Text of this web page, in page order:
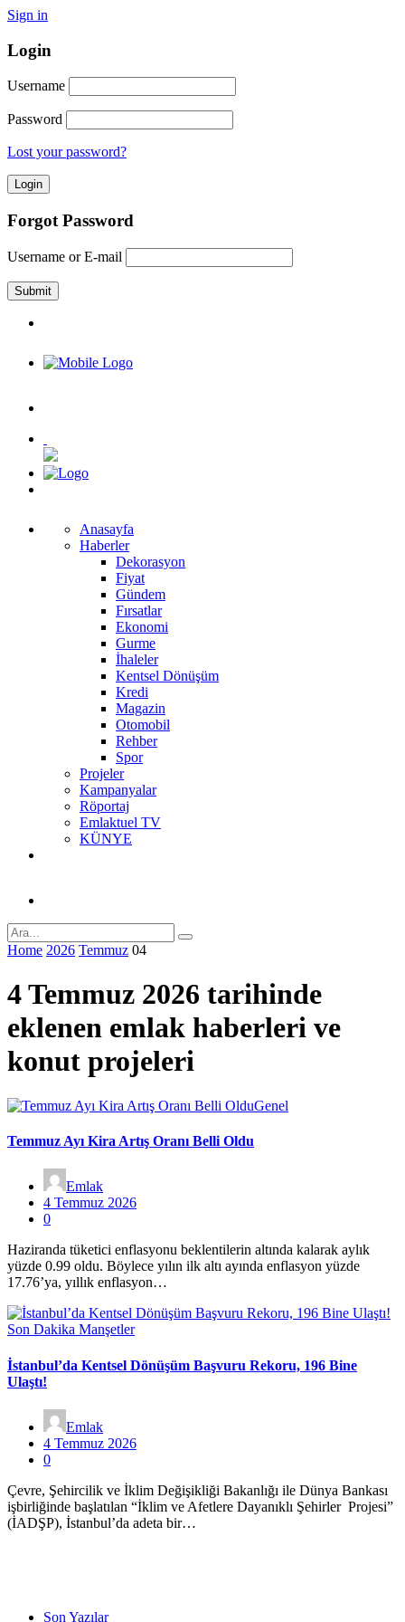
Sign in
Login
Username
Password
Lost your password?
Forgot Password
Username or E-mail
Anasayfa
Haberler
Dekorasyon
Fiyat
Gündem
Fırsatlar
Ekonomi
Gurme
İhaleler
Kentsel Dönüşüm
Kredi
Magazin
Otomobil
Rehber
Spor
Projeler
Kampanyalar
Röportaj
Emlaktuel TV
KÜNYE
Home 2026 Temmuz 04
4 Temmuz 2026 tarihinde
eklenen emlak haberleri ve
konut projeleri
Genel
Temmuz Ayı Kira Artış Oranı Belli Oldu
Emlak
4 Temmuz 2026
0
Haziranda tüketici enflasyonu beklentilerin altında kalarak aylık
yüzde 0.99 oldu. Böylece yılın ilk altı ayında enflasyon yüzde
17.76’ya, yıllık enflasyon…
Son Dakika Manşetler
İstanbul’da Kentsel Dönüşüm Başvuru Rekoru, 196 Bine
Ulaştı!
Emlak
4 Temmuz 2026
0
Çevre, Şehircilik ve İklim Değişikliği Bakanlığı ile Dünya Bankası
işbirliğinde başlatılan “İklim ve Afetlere Dayanıklı Şehirler Projesi”
(İADŞP), İstanbul’da adeta bir…
Son Yazılar